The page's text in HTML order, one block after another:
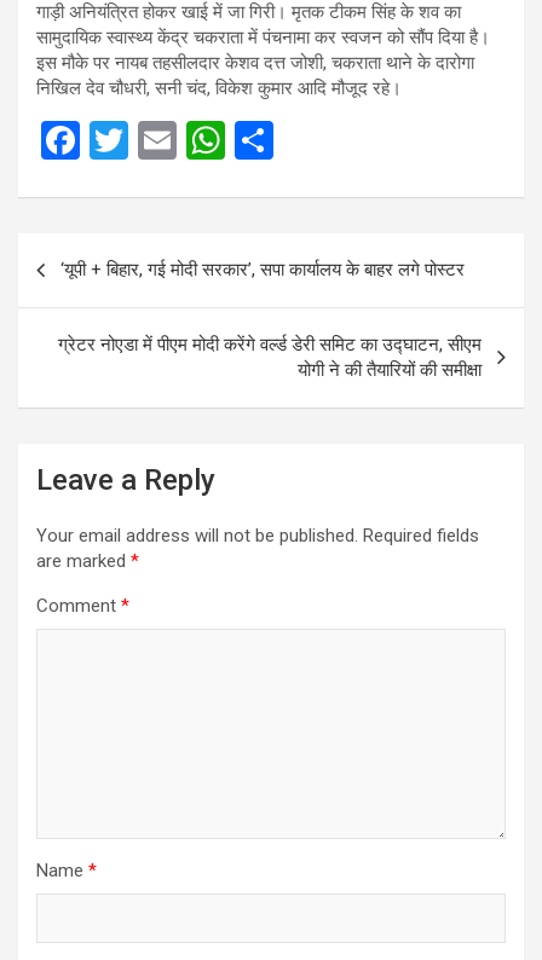
गाड़ी अनियंत्रित होकर खाई में जा गिरी। मृतक टीकम सिंह के शव का
सामुदायिक स्वास्थ्य केंद्र चकराता में पंचनामा कर स्वजन को सौंप दिया है।
इस मौके पर नायब तहसीलदार केशव दत्त जोशी, चकराता थाने के दारोगा
निखिल देव चौधरी, सनी चंद, विकेश कुमार आदि मौजूद रहे।
F
b
o
o
T
er
E
W
s
A
p
e
Post
navigation
‘यूपी + बिहार, गई मोदी सरकार’, सपा कार्यालय के बाहर लगे पोस्टर
ग्रेटर नोएडा में पीएम मोदी करेंगे वर्ल्ड डेरी समिट का उद्घाटन, सीएम
योगी ने की तैयारियों की समीक्षा
Leave a Reply
Your email address will not be published. Required fields
are marked *
Comment *
Name *